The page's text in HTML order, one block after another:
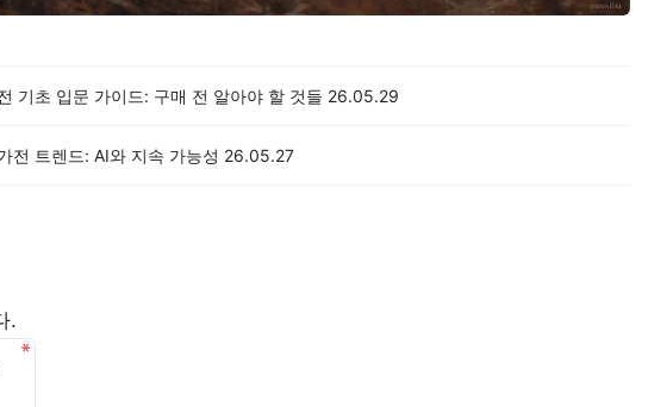
기초 입문 가이드: 구매 전 알아야 할 것들 26.05.29
전 트렌드: AI와 지속 가능성 26.05.27
.